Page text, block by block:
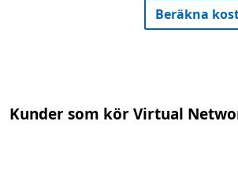
Beräkna
Kunder som kör Virtual